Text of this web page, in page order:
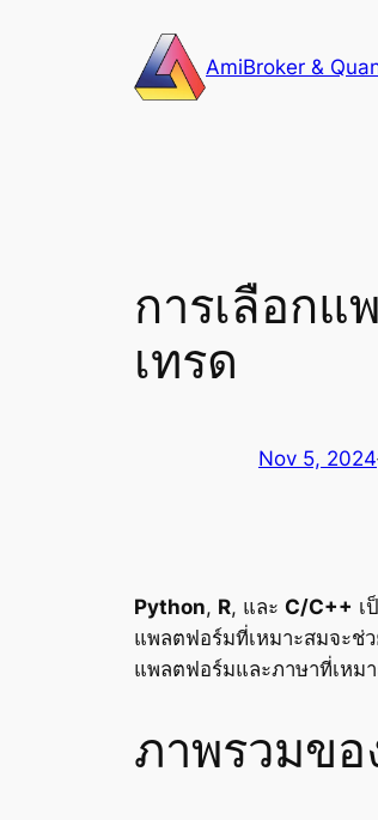
AmiBroker &
การเลือก
เทรด
Nov 5, 2024
Python, R, และ C/C++ เ
แพลตฟอร์มที่เหมาะสมจะช่ว
แพลตฟอร์มและภาษาที่เหม
ภาพรวมขอ